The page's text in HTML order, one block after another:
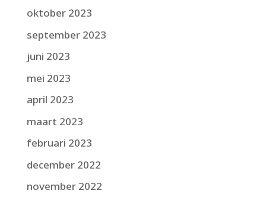
oktober 2023
september 2023
juni 2023
mei 2023
april 2023
maart 2023
februari 2023
december 2022
november 2022